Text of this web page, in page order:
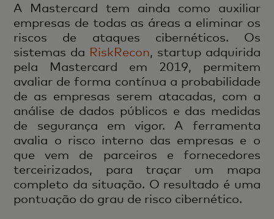
A Mastercard tem ainda como auxiliar
empresas de todas as áreas a eliminar os
riscos de ataques cibernéticos. Os
sistemas da RiskRecon, startup adquirida
pela Mastercard em 2019, permitem
avaliar de forma contínua a probabilidade
de as empresas serem atacadas, com a
análise de dados públicos e das medidas
de segurança em vigor. A ferramenta
avalia o risco interno das empresas e o
que vem de parceiros e fornecedores
terceirizados, para traçar um mapa
completo da situação. O resultado é uma
pontuação do grau de risco cibernético.